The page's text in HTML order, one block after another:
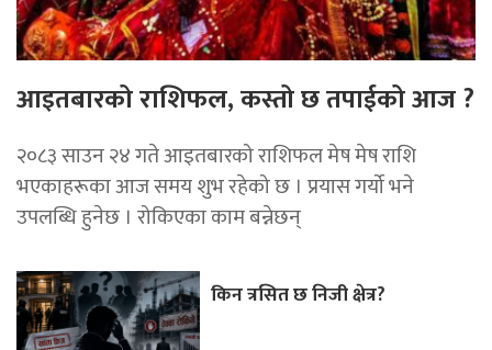
आइतबारको राशिफल, कस्तो छ तपाईको आज ?
२०८३ साउन २४ गते आइतबारको राशिफल मेष मेष राशि
भएकाहरूका आज समय शुभ रहेको छ । प्रयास गर्यो भने
उपलब्धि हुनेछ । रोकिएका काम बन्नेछन्
किन त्रसित छ निजी क्षेत्र?